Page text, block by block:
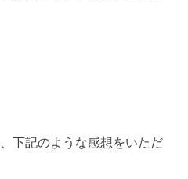
下記のような感想をいただ